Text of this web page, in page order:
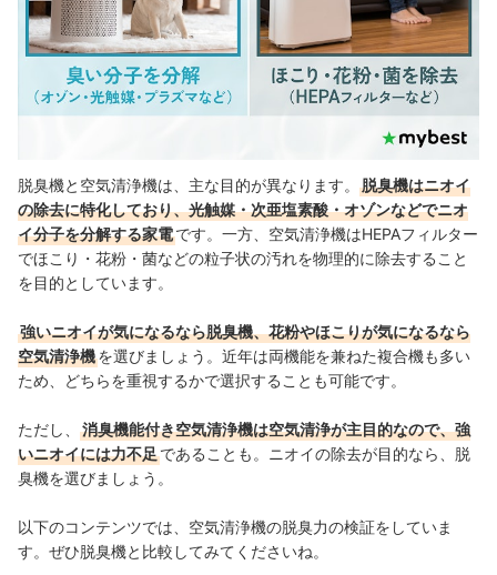
脱臭機と空気清浄機は、主な目的が異なります。
脱臭機はニオイ
の除去に特化しており、光触媒・次亜塩素酸・オゾンなどでニオ
イ分子を分解する家電です。一方、空気清浄機はHEPAフィルター
でほこり・花粉・菌などの粒子状の汚れを物理的に除去すること
を目的としています。
強いニオイが気になるなら脱臭機、花粉やほこりが気になるなら
空気清浄機を選びましょう。近年は両機能を兼ねた複合機も多い
ため、どちらを重視するかで選択することも可能です。
ただし、
消臭機能付き空気清浄機は空気清浄が主目的なので、強
いニオイには力不足であることも。ニオイの除去が目的なら、脱
臭機を選びましょう。
以下のコンテンツでは、空気清浄機の脱臭力の検証をしていま
す。ぜひ脱臭機と比較してみてくださいね。